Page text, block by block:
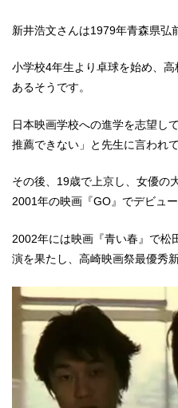
新井浩文さんは1979年青森県弘
小学校4年生より卓球を始め、
あるそうです。
日本映画学校への進学を志望し
推薦できない」と先生に言われ
その後、19歳で上京し、女優の
2001年の映画『GO』でデビュー
2002年には映画『青い春』で松
演を果たし、高崎映画祭最優秀